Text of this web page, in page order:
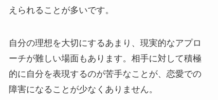
えられることが多いです。
自分の理想を大切にするあまり、現実的なアプロ
ーチが難しい場面もあります。相手に対して積極
的に自分を表現するのが苦手なことが、恋愛での
障害になることが少なくありません。